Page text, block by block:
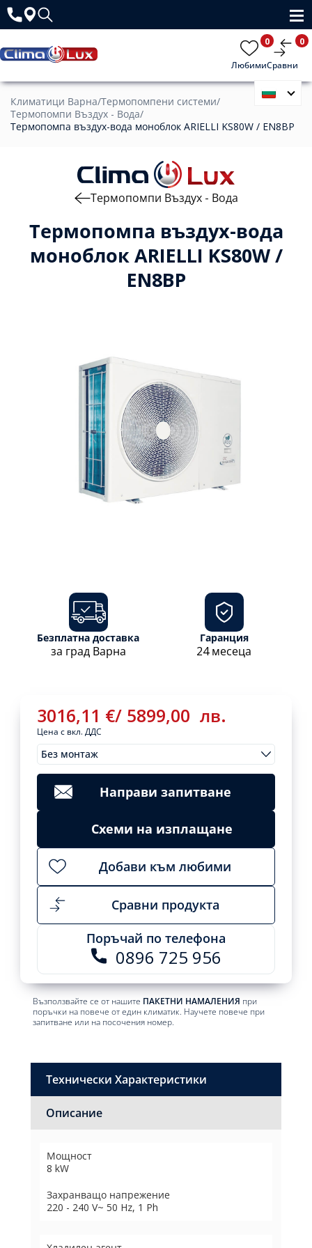
Любими
0
Сравни
0
Климатици Варна/Термопомпени системи/
Термопомпи Въздух - Вода/
Термопомпа въздух-вода моноблок ARIELLI KS80W / EN8BP
Термопомпа въздух-вода
моноблок ARIELLI KS80W /
EN8BP
Термопомпи Въздух - Вода
3016,11 €/ 5899,00 лв.
Цена с вкл. ДДС
Без монтаж
МонтажиClear
3016,11€/
5899,00
лв.Направи запитване
Схеми на изплащане
Добави към любими
Сравни продукта
Поръчай по телефона
0896 725 956
Възползвайте се от нашите ПАКЕТНИ НАМАЛЕНИЯ при
поръчки на повече от един климатик. Научете повече при
запитване или на посочения номер.
Безплатна доставка
за град Варна
Гаранция
24 месеца
Технически Характеристики
Описание
Мощност
8 kW
Захранващо напрежение
220 - 240 V~ 50 Hz, 1 Ph